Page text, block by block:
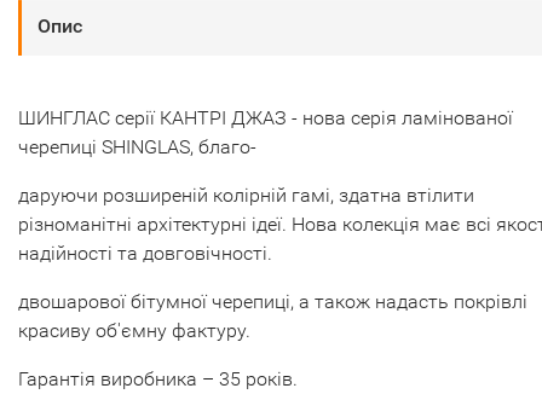
Опис
ШИНГЛАС серії КАНТРІ ДЖАЗ - нова серія ламінованої
черепиці SHINGLAS, благо-
даруючи розширеній колірній гамі, здатна втілити
різноманітні архітектурні ідеї. Нова колекція має всі
надійності та довговічності.
двошарової бітумної черепиці, а також надасть покрівлі
красиву об'ємну фактуру.
Гарантія виробника – 35 років.